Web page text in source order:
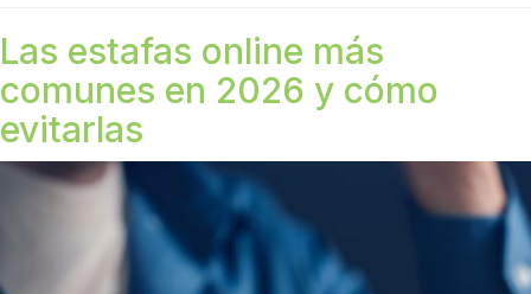
Las estafas online más
comunes en 2026 y cómo
evitarlas